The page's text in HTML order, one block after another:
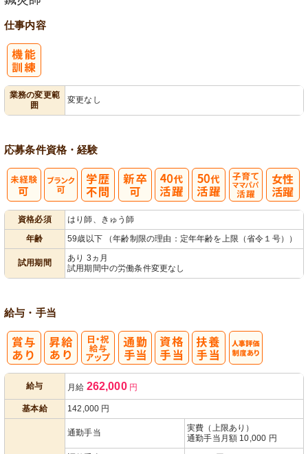
仕事内容
業務の変更範
囲
変更なし
応募条件資格・経験
資格必須
はり師、きゅう師
年齢
59歳以下 （年齢制限の理由：定年年齢を上限（省令１号））
試用期間
あり 3ヵ月
試用期間中の労働条件変更なし
給与・手当
給与 月給 262,000円
基本給 142,000 円
通勤手当
実費（上限あり）
通勤手当月額 10,000 円